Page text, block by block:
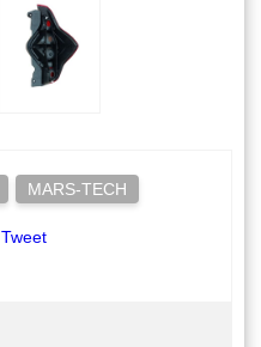
MARS-TECH
Tweet